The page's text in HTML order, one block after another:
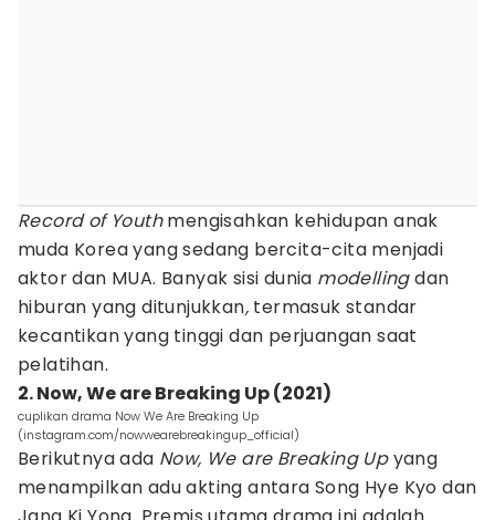
Record of Youthmengisahkan kehidupan anak
muda Korea yang sedang bercita-cita menjadi
aktor dan MUA. Banyak sisi dunia modellingdan
hiburan yang ditunjukkan, termasuk standar
kecantikan yang tinggi dan perjuangan saat
pelatihan.
2. Now, We are Breaking Up (2021)
cuplikan drama Now We Are Breaking Up
(instagram.com/nowwearebreakingup_official)
Berikutnya ada Now, We are Breaking Upyang
menampilkan adu akting antara Song Hye Kyo dan